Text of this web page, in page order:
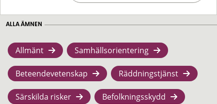
ALLA ÄMNEN
Allmänt Samhällsorientering
Beteendevetenskap Räddningstjänst
Särskilda risker Befolkningsskydd